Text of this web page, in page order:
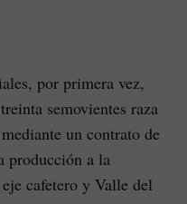
por primera vez,
semovientes raza
un contrato de
producción a la
cafetero y Valle del